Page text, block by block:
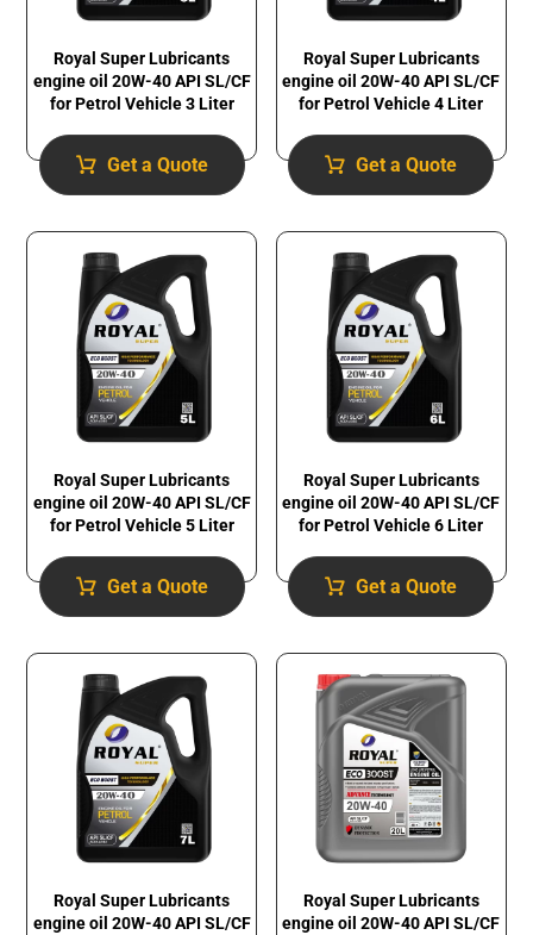
Royal Super Lubricants
engine oil 20W-40 API SL/CF
for Petrol Vehicle 3 Liter
Get a Quote
Royal Super Lubricants
engine oil 20W-40 API SL/CF
for Petrol Vehicle 4 Liter
Get a Quote
Royal Super Lubricants
engine oil 20W-40 API SL/CF
for Petrol Vehicle 5 Liter
Get a Quote
Royal Super Lubricants
engine oil 20W-40 API SL/CF
for Petrol Vehicle 6 Liter
Get a Quote
Royal Super Lubricants
engine oil 20W-40 API SL/CF
Royal Super Lubricants
engine oil 20W-40 API SL/CF